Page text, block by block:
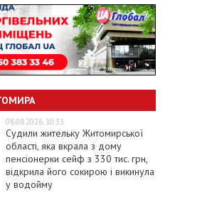
08.08.2026, 10:33
Судили жительку Житомирської
області, яка вкрала з дому
пенсіонерки сейф з 330 тис. грн,
відкрила його сокирою і викинула
у водойму